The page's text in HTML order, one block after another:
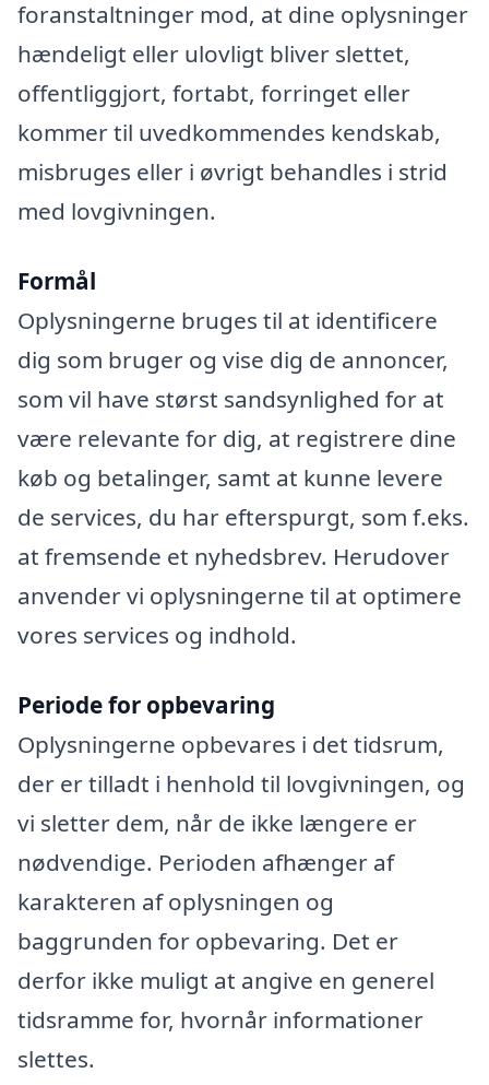
foranstaltninger mod, at dine oplysninger
hændeligt eller ulovligt bliver slettet,
offentliggjort, fortabt, forringet eller
kommer til uvedkommendes kendskab,
misbruges eller i øvrigt behandles i strid
med lovgivningen.
Formål
Oplysningerne bruges til at identificere
dig som bruger og vise dig de annoncer,
som vil have størst sandsynlighed for at
være relevante for dig, at registrere dine
køb og betalinger, samt at kunne levere
de services, du har efterspurgt, som f.eks.
at fremsende et nyhedsbrev. Herudover
anvender vi oplysningerne til at optimere
vores services og indhold.
Periode for opbevaring
Oplysningerne opbevares i det tidsrum,
der er tilladt i henhold til lovgivningen, og
vi sletter dem, når de ikke længere er
nødvendige. Perioden afhænger af
karakteren af oplysningen og
baggrunden for opbevaring. Det er
derfor ikke muligt at angive en generel
tidsramme for, hvornår informationer
slettes.